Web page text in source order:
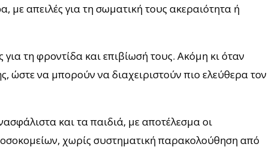
απειλές για τη σωματική τους ακεραιότητα ή
τη φροντίδα και επιβίωσή τους. Ακόμη κι όταν
ώστε να μπορούν να διαχειριστούν πιο ελεύθερα τον
και τα παιδιά, με αποτέλεσμα οι
χωρίς συστηματική παρακολούθηση από